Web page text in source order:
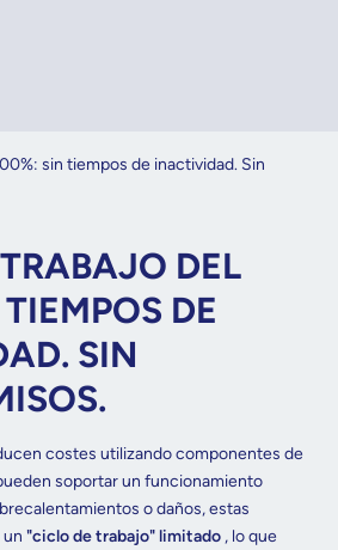
DEL
DE
SIN
costes utilizando componentes de
soportar un funcionamiento
o daños, estas
un"ciclo de trabajo" limitado , lo que